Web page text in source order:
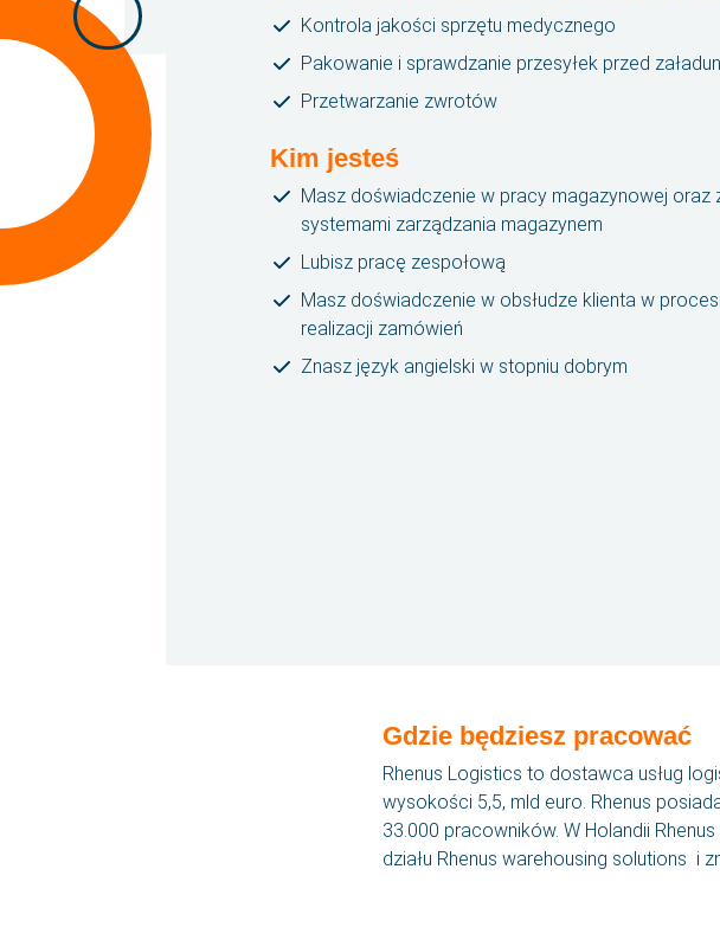
SBA dla ciebie
Kontrola jakości sprzętu medycznego
Pakowanie i sprawdzanie przesyłek przed
Przetwarzanie zwrotów
Kim jesteś
Masz doświadczenie w pracy magazynowej oraz
systemami zarządzania magazynem
Lubisz pracę zespołową
Masz doświadczenie w obsłudze klienta w
realizacji zamówień
Znasz język angielski w stopniu dobrym
Gdzie będziesz pracować
Rhenus Logistics to dostawca usług
wysokości 5,5, mld euro. Rhenus
33.000 pracowników. W Holandii
działu Rhenus warehousing solutions i